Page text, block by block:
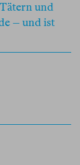
und
– und ist